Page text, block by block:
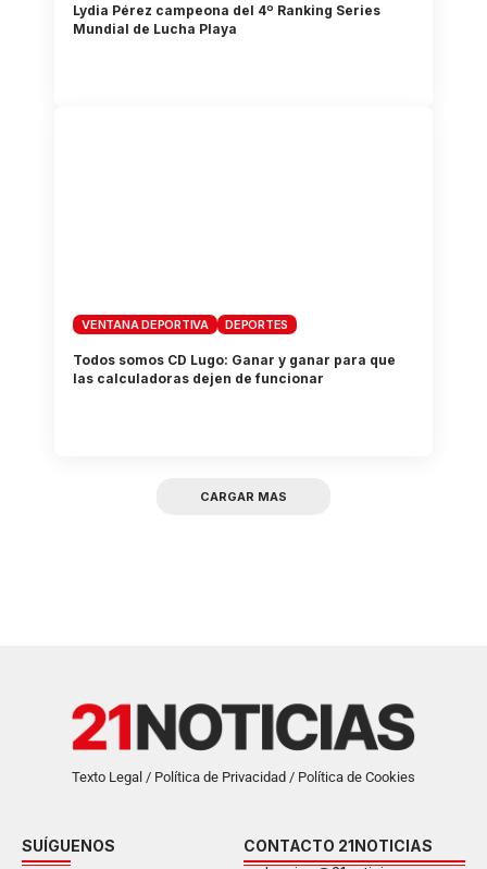
Lydia Pérez campeona del 4º Ranking Series
Mundial de Lucha Playa
VENTANA DEPORTIVA DEPORTES
Todos somos CD Lugo: Ganar y ganar para que
las calculadoras dejen de funcionar
CARGAR MAS
Texto Legal / Política de Privacidad / Política de Cookies
SUÍGUENOS
CONTACTO 21NOTICIAS